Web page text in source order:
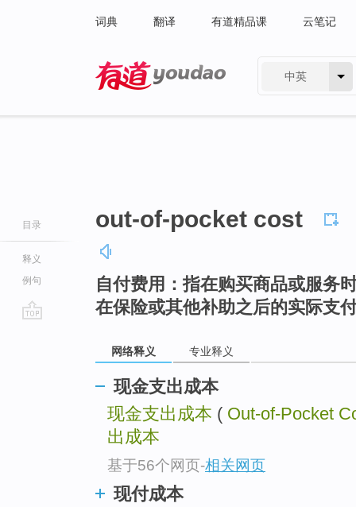
词典 翻译 有道精品课 云笔记
中英
目录
释义
例句
out-of-pocket cost
自付费用：指在购买商品或服务
在保险或其他补助之后的实际支
网络释义 专业释义
现金支出成本
现金支出成本 ( Out-of-Pocket
出成本
基于56个网页-相关网页
现付成本